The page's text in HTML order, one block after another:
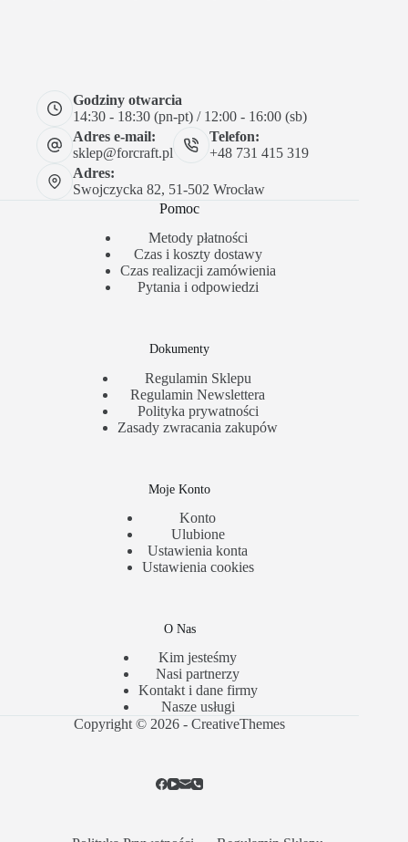
Godziny otwarcia
14:30 - 18:30 (pn-pt) / 12:00 - 16:00 (sb)
Adres e-mail:
sklep@forcraft.pl
Telefon:
+48 731 415 319
Adres:
Swojczycka 82, 51-502 Wrocław
Pomoc
Metody płatności
Czas i koszty dostawy
Czas realizacji zamówienia
Pytania i odpowiedzi
Dokumenty
Regulamin Sklepu
Regulamin Newslettera
Polityka prywatności
Zasady zwracania zakupów
Moje Konto
Konto
Ulubione
Ustawienia konta
Ustawienia cookies
O Nas
Kim jesteśmy
Nasi partnerzy
Kontakt i dane firmy
Nasze usługi
Copyright © 2026 -CreativeThemes